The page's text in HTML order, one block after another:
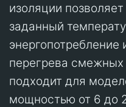
изоляции
заданный
энергопотребление
перегрева
подходит для
мощностью от 6 до